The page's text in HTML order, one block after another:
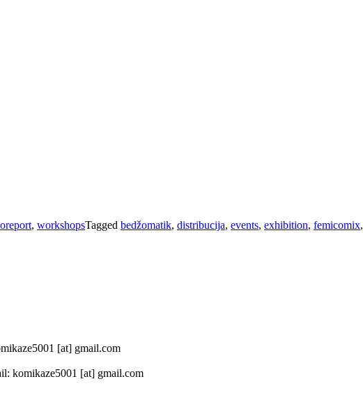
, workshopsTagged bedžomatik, distribucija, events, exhibition, femicomix,
[at] gmail.com
komikaze5001 [at] gmail.com